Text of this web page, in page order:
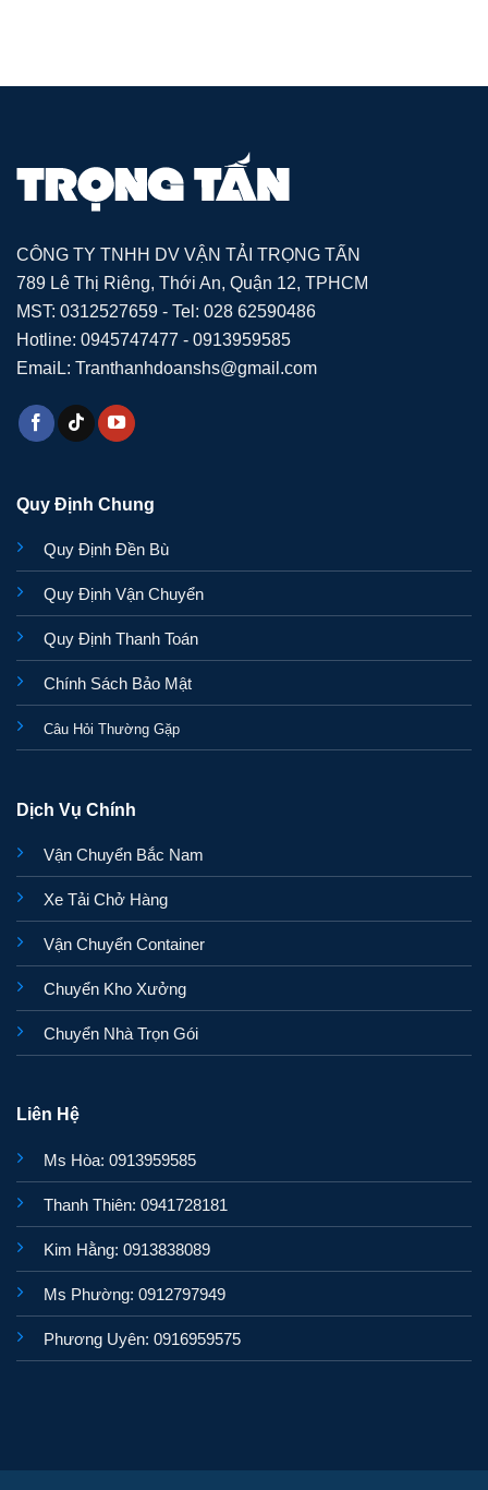
CÔNG TY TNHH DV VẬN TẢI TRỌNG TẤN
789 Lê Thị Riêng, Thới An, Quận 12, TPHCM
MST: 0312527659 - Tel: 028 62590486
Hotline: 0945747477 - 0913959585
EmaiL: Tranthanhdoanshs@gmail.com
Quy Định Chung
Quy Định Đền Bù
Quy Định Vận Chuyển
Quy Định Thanh Toán
Chính Sách Bảo Mật
Câu Hỏi Thường Gặp
Dịch Vụ Chính
Vận Chuyển Bắc Nam
Xe Tải Chở Hàng
Vận Chuyển Container
Chuyển Kho Xưởng
Chuyển Nhà Trọn Gói
Liên Hệ
Ms Hòa: 0913959585
Thanh Thiên: 0941728181
Kim Hằng: 0913838089
Ms Phường: 0912797949
Phương Uyên: 0916959575